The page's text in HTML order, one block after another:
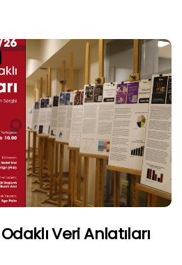
Veri Anlatıları